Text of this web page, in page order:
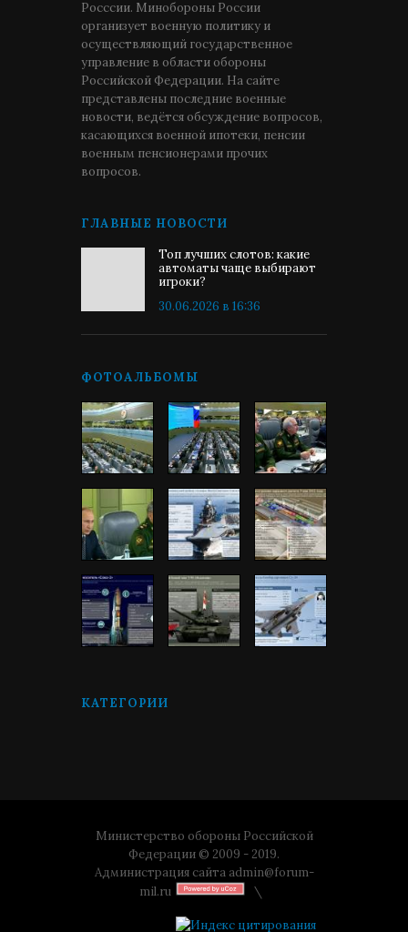
Росссии. Минобороны России
организует военную политику и
осуществляющий государственное
управление в области обороны
Российской Федерации. На сайте
представлены последние военные
новости, ведётся обсуждение вопросов,
касающихся военной ипотеки, пенсии
военным пенсионерами прочих
вопросов.
ГЛАВНЫЕ НОВОСТИ
Топ лучших слотов: какие
автоматы чаще выбирают
игроки?
30.06.2026 в 16:36
ФОТОАЛЬБОМЫ
КАТЕГОРИИ
Министерство обороны Российской
Федерации © 2009 - 2019.
Администрация сайта admin@forum-
mil.ru